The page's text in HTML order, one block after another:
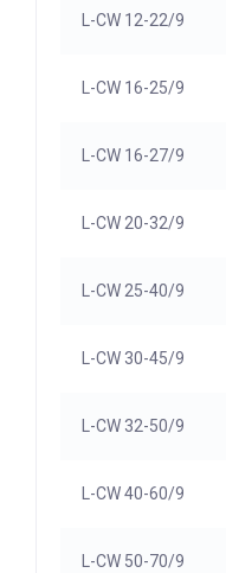
L-CW 12-22/9
L-CW 16-25/9
L-CW 16-27/9
L-CW 20-32/9
L-CW 25-40/9
L-CW 30-45/9
L-CW 32-50/9
L-CW 40-60/9
L-CW 50-70/9